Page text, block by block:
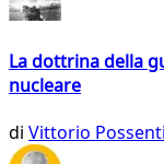
La dottrina della
nucleare
di Vittorio Possenti